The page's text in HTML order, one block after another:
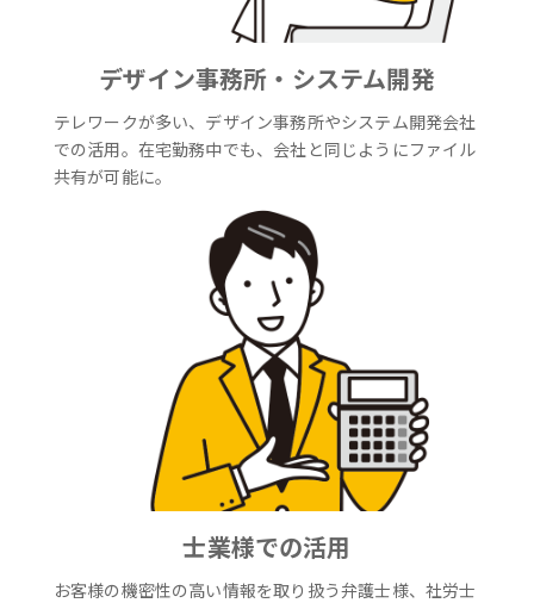
デザイン事務所・システム開発
テレワークが多い、デザイン事務所やシステム開発会社
での活用。在宅勤務中でも、会社と同じようにファイル
共有が可能に。
士業様での活用
お客様の機密性の高い情報を取り扱う弁護士様、社労士